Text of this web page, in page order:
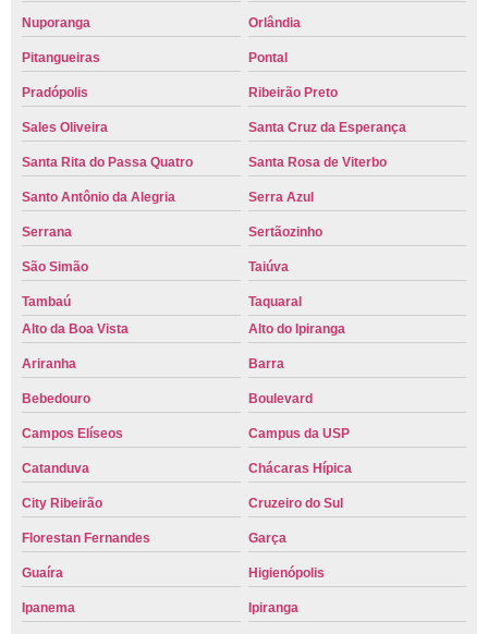
Nuporanga Orlândia
Pitangueiras Pontal
Pradópolis Ribeirão Preto
Sales Oliveira Santa Cruz da Esperança
Santa Rita do Passa Quatro Santa Rosa de Viterbo
Santo Antônio da Alegria Serra Azul
Serrana Sertãozinho
São Simão Taiúva
Tambaú
Taquaral
Alto da Boa Vista
Alto do Ipiranga
Ariranha Barra
Bebedouro Boulevard
Campos Elíseos Campus da USP
Catanduva Chácaras Hípica
City Ribeirão Cruzeiro do Sul
Florestan Fernandes Garça
Guaíra Higienópolis
Ipanema Ipiranga